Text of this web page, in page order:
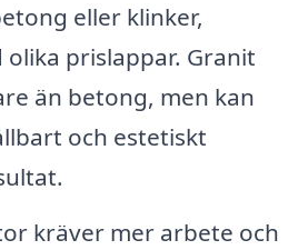
eller klinker,
prislappar. Granit
än betong, men kan
och estetiskt
kräver mer arbete och